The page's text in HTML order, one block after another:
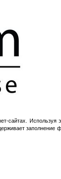
сайтах. Используя
заполнение